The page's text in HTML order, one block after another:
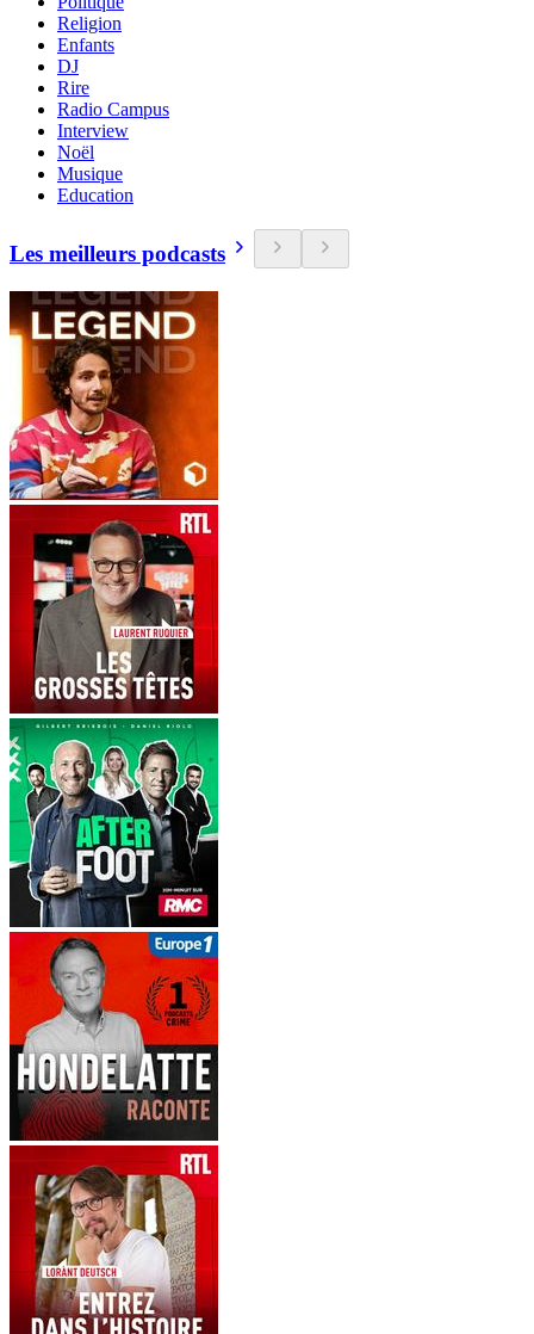
Religion
Enfants
DJ
Rire
Radio Campus
Interview
Noël
Musique
Education
Les meilleurs podcasts